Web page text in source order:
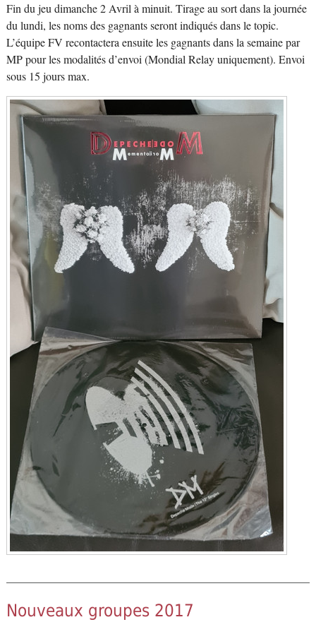
Fin du jeu dimanche 2 Avril à minuit. Tirage au sort dans la journée
du lundi, les noms des gagnants seront indiqués dans le topic.
L’équipe FV recontactera ensuite les gagnants dans la semaine par
MP pour les modalités d’envoi (Mondial Relay uniquement). Envoi
sous 15 jours max.
Nouveaux groupes 2017